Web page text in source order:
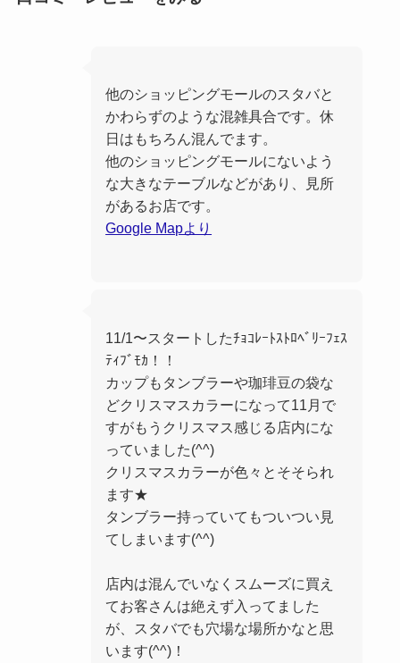
他のショッピングモールのスタバと
かわらずのような混雑具合です。休
日はもちろん混んでます。
他のショッピングモールにないよう
な大きなテーブルなどがあり、見所
があるお店です。
Google Mapより
11/1〜スタートしたﾁｮｺﾚｰﾄｽﾄﾛﾍﾞﾘｰﾌｪｽ
ﾃｨﾌﾞﾓｶ！！
カップもタンブラーや珈琲豆の袋な
どクリスマスカラーになって11月で
すがもうクリスマス感じる店内にな
っていました(^^)
クリスマスカラーが色々とそそられ
ます★
タンブラー持っていてもついつい見
てしまいます(^^)
店内は混んでいなくスムーズに買え
てお客さんは絶えず入ってました
が、スタバでも穴場な場所かなと思
います(^^)！